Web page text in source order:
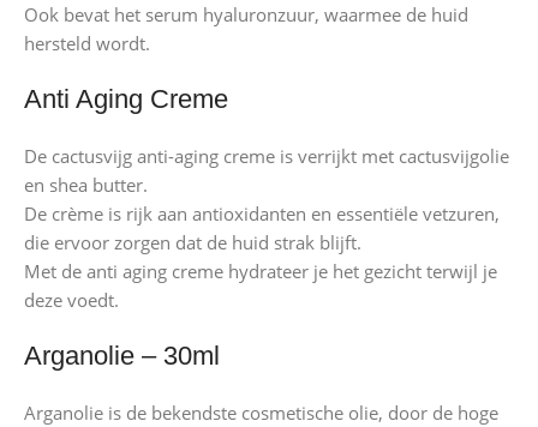
Ook bevat het serum hyaluronzuur, waarmee de huid
hersteld wordt.
Anti Aging Creme
De cactusvijg anti-aging creme is verrijkt met cactusvijgolie
en shea butter.
De crème is rijk aan antioxidanten en essentiële vetzuren,
die ervoor zorgen dat de huid strak blijft.
Met de anti aging creme hydrateer je het gezicht terwijl je
deze voedt.
Arganolie – 30ml
Arganolie is de bekendste cosmetische olie, door de hoge